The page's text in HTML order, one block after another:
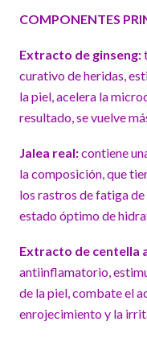
COMPONENTES
Extracto de ginseng:
curativo de heridas,
la piel, acelera la
resultado, se vuelve
Jalea real:contiene
la composición, que
los rastros de fatiga de
estado óptimo de
Extracto de centella
antiinflamatorio,
de la piel, combate el
enrojecimiento y la